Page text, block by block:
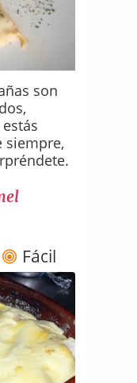
son
siempre,
Fácil